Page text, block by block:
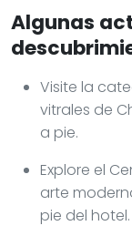
Algunas
Visite la
vitrales de
a pie.
Explore el
arte
pie del hotel.